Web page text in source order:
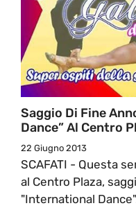
Saggio Di Fine
Dance” Al Centro
22 Giugno 2013
SCAFATI - Questa
al Centro Plaza,
"International